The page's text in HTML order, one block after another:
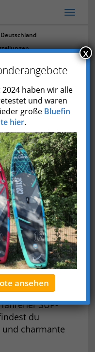
besten SUP
Touren + SUP
Möglichkeiten des
11 tolle SUP
drittgrößten See
Weise
SUP-
du
charmante
haben wir alle
und waren
große Bluefin
hier.
ansehen
x